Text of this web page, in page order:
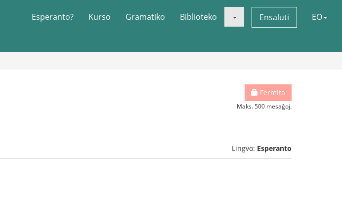
Esperanto? Kurso Gramatiko Biblioteko Ensaluti EO
Fermita
Maks. 500 mesaĝoj.
Lingvo: Esperanto